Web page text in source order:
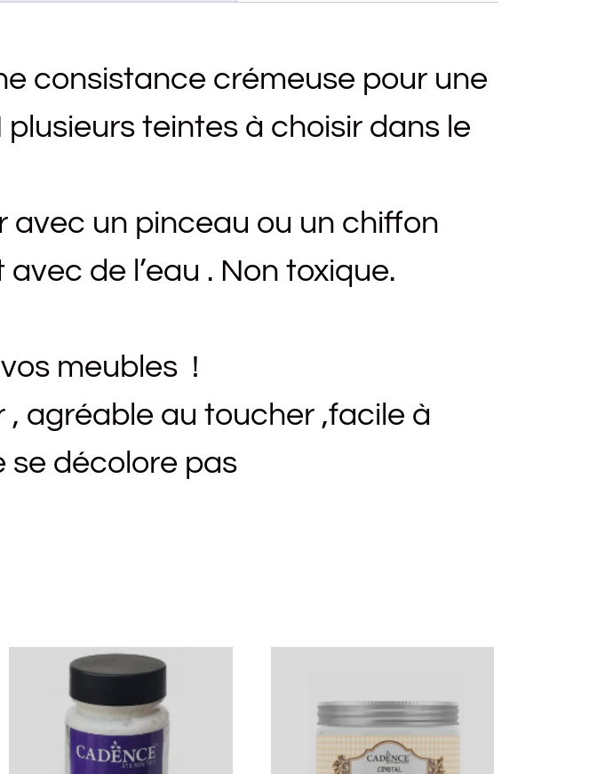
consistance crémeuse pour une
teintes à choisir dans le
un pinceau ou un chiffon
de l’eau . Non toxique.
meubles !
agréable au toucher ,facile à
décolore pas